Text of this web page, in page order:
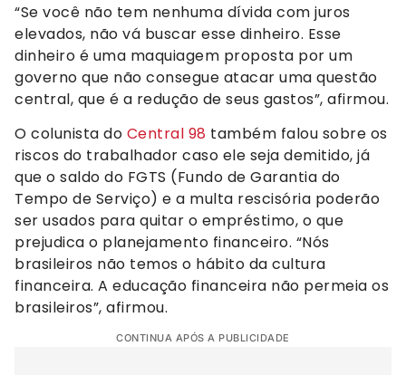
“Se você não tem nenhuma dívida com juros
elevados, não vá buscar esse dinheiro. Esse
dinheiro é uma maquiagem proposta por um
governo que não consegue atacar uma questão
central, que é a redução de seus gastos”, afirmou.
O colunista do Central 98 também falou sobre os
riscos do trabalhador caso ele seja demitido, já
que o saldo do FGTS (Fundo de Garantia do
Tempo de Serviço) e a multa rescisória poderão
ser usados para quitar o empréstimo, o que
prejudica o planejamento financeiro. “Nós
brasileiros não temos o hábito da cultura
financeira. A educação financeira não permeia os
brasileiros”, afirmou.
CONTINUA APÓS A PUBLICIDADE